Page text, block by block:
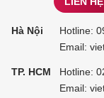
Hà Nội Hotline:
Email:
TP. HCM Hotline:
Email: